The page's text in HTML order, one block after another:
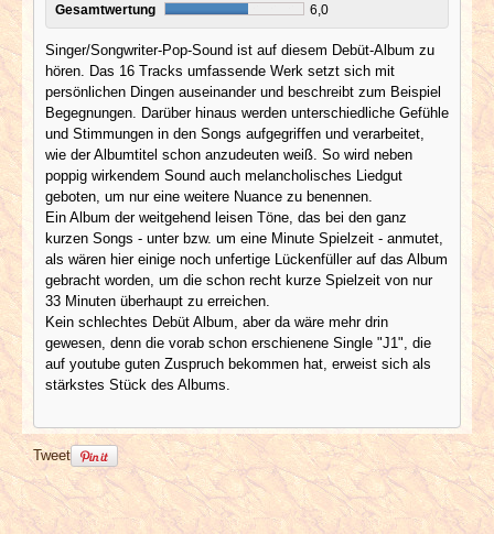
Gesamtwertung 6,0
Singer/Songwriter-Pop-Sound ist auf diesem Debüt-Album zu
hören. Das 16 Tracks umfassende Werk setzt sich mit
persönlichen Dingen auseinander und beschreibt zum Beispiel
Begegnungen. Darüber hinaus werden unterschiedliche Gefühle
und Stimmungen in den Songs aufgegriffen und verarbeitet,
wie der Albumtitel schon anzudeuten weiß. So wird neben
poppig wirkendem Sound auch melancholisches Liedgut
geboten, um nur eine weitere Nuance zu benennen.
Ein Album der weitgehend leisen Töne, das bei den ganz
kurzen Songs - unter bzw. um eine Minute Spielzeit - anmutet,
als wären hier einige noch unfertige Lückenfüller auf das Album
gebracht worden, um die schon recht kurze Spielzeit von nur
33 Minuten überhaupt zu erreichen.
Kein schlechtes Debüt Album, aber da wäre mehr drin
gewesen, denn die vorab schon erschienene Single "J1", die
auf youtube guten Zuspruch bekommen hat, erweist sich als
stärkstes Stück des Albums.
Tweet